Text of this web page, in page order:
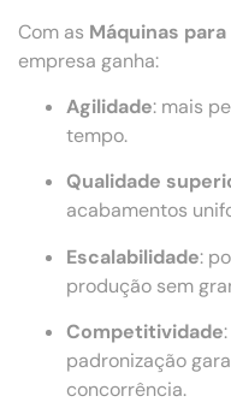
Com as Máquinas
empresa ganha:
Agilidade: mais
tempo.
Qualidade
acabamentos
Escalabilidade:
produção sem
Competitividade
padronização
concorrência.